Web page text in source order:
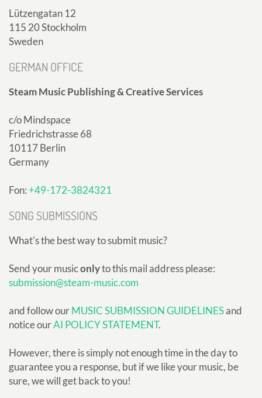
Lützengatan 12
115 20 Stockholm
Sweden
GERMAN OFFICE
Steam Music Publishing & Creative Services
c/o Mindspace
Friedrichstrasse 68
10117 Berlin
Germany
Fon:+49-172-3824321
SONG SUBMISSIONS
What's the best way to submit music?
Send your musiconlyto this mail address please:
submission@steam-music.com
and follow ourMUSIC SUBMISSION GUIDELINESand
notice ourAI POLICY STATEMENT.
However, there is simply not enough time in the day to
guarantee you a response, but if we like your music, be
sure, we will get back to you!